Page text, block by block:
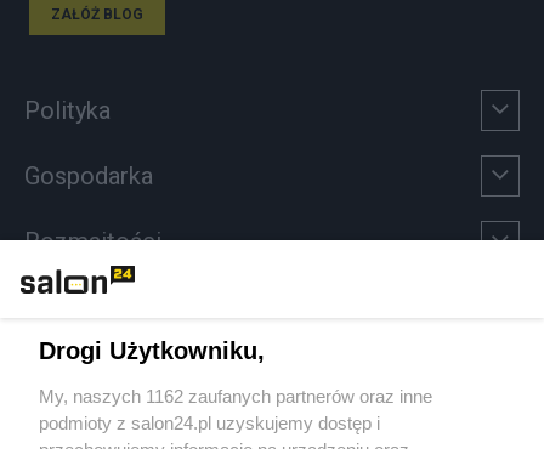
ZAŁÓŻ BLOG
Polityka
Gospodarka
Rozmaitości
Sport
Społeczeństwo
Drogi Użytkowniku,
My, naszych 1162 zaufanych partnerów oraz inne
podmioty z salon24.pl uzyskujemy dostęp i